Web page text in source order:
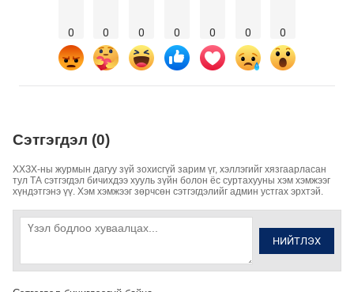
0 0 0 0 0 0 0
Сэтгэгдэл (0)
ХХЗХ-ны журмын дагуу зүй зохисгүй зарим үг, хэллэгийг хязгаарласан
тул ТА сэтгэгдэл бичихдээ хууль зүйн болон ёс суртахууны хэм хэмжээг
хүндэтгэнэ үү. Хэм хэмжээг зөрчсөн сэтгэгдэлийг админ устгах эрхтэй.
НИЙТЛЭХ